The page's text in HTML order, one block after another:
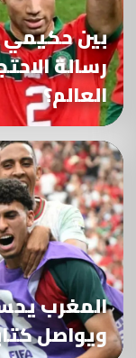
بين
رسالة
العالم؟
المغرب
ويواصل